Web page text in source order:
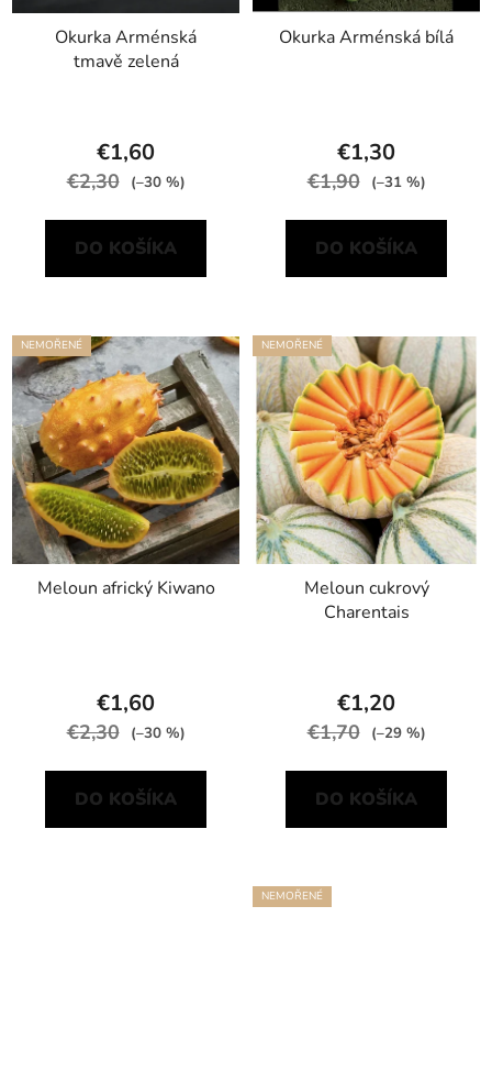
Okurka Arménská
tmavě zelená
€1,60
€2,30 (–30 %)
DO KOŠÍKA
Okurka Arménská bílá
€1,30
€1,90 (–31 %)
DO KOŠÍKA
NEMOŘENÉ
Meloun africký Kiwano
€1,60
€2,30 (–30 %)
DO KOŠÍKA
NEMOŘENÉ
Meloun cukrový
Charentais
€1,20
€1,70 (–29 %)
DO KOŠÍKA
NEMOŘENÉ